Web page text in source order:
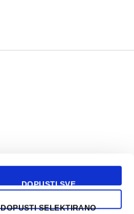
DOPUSTI SVE
DOPUSTI SELEKTIRANO